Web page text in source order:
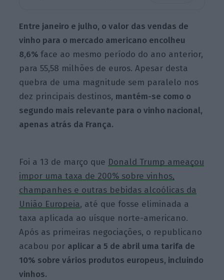
Entre janeiro e julho, o valor das vendas de
vinho para o mercado americano encolheu
8,6%face ao mesmo período do ano anterior,
para 55,58 milhões de euros. Apesar desta
quebra de uma magnitude sem paralelo nos
dez principais destinos, mantém-se como o
segundo mais relevante para o vinho nacional,
apenas atrás da França.
Foi a 13 de março que Donald Trump ameaçou
impor uma taxa de 200% sobre vinhos,
champanhes e outras bebidas alcoólicas da
União Europeia, até que fosse eliminada a
taxa aplicada ao uísque norte-americano.
Após as primeiras negociações, o republicano
acabou por aplicar a 5 de abril uma tarifa de
10% sobre vários produtos europeus, incluindo
vinhos.